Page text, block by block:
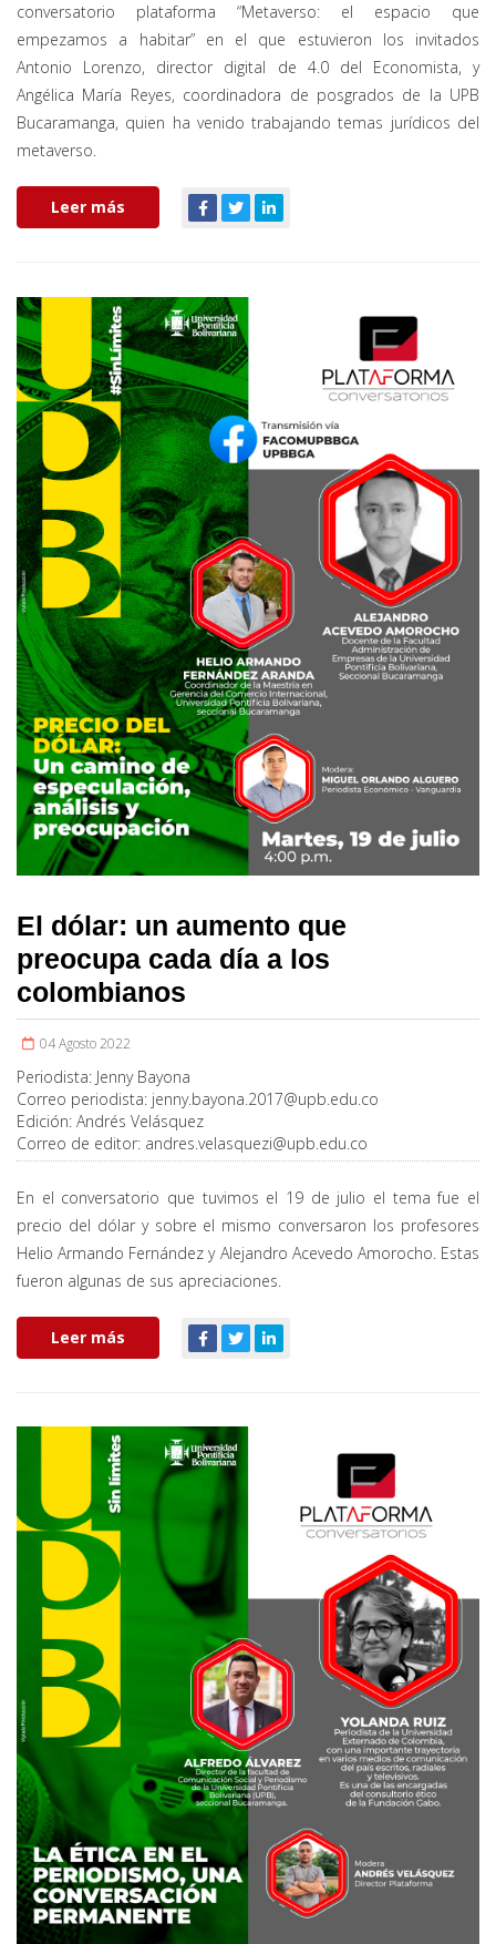
conversatorio plataforma “Metaverso: el espacio que
empezamos a habitar” en el que estuvieron los invitados
Antonio Lorenzo, director digital de 4.0 del Economista, y
Angélica María Reyes, coordinadora de posgrados de la UPB
Bucaramanga, quien ha venido trabajando temas jurídicos del
metaverso.
Leer más
El dólar: un aumento que
preocupa cada día a los
colombianos
04 Agosto 2022
Periodista: Jenny Bayona
Correo periodista: jenny.bayona.2017@upb.edu.co
Edición: Andrés Velásquez
Correo de editor: andres.velasquezi@upb.edu.co
En el conversatorio que tuvimos el 19 de julio el tema fue el
precio del dólar y sobre el mismo conversaron los profesores
Helio Armando Fernández y Alejandro Acevedo Amorocho. Estas
fueron algunas de sus apreciaciones.
Leer más